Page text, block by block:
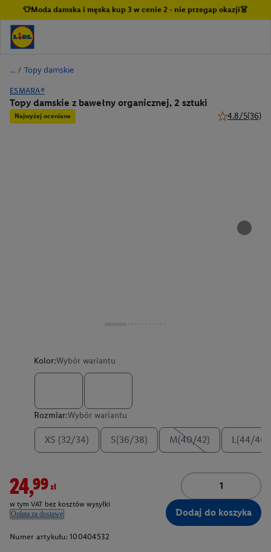
👕Moda damska i męska kup 3 w cenie 2 - nie przegap okazji👗
/ Topy damskie
ESMARA®
Topy damskie z bawełny organicznej, 2 sztuki
Najwyżej oceniane 4.8/5(36)
Kolor:Wybór wariantu
Rozmiar:Wybór wariantu
XS (32/34) S(36/38) M(40/42) L(44/46)
24,99zł
w tym VAT bez kosztów wysyłki
Opłata za dostawę
Dodaj do koszyka
Numer artykułu: 100404532